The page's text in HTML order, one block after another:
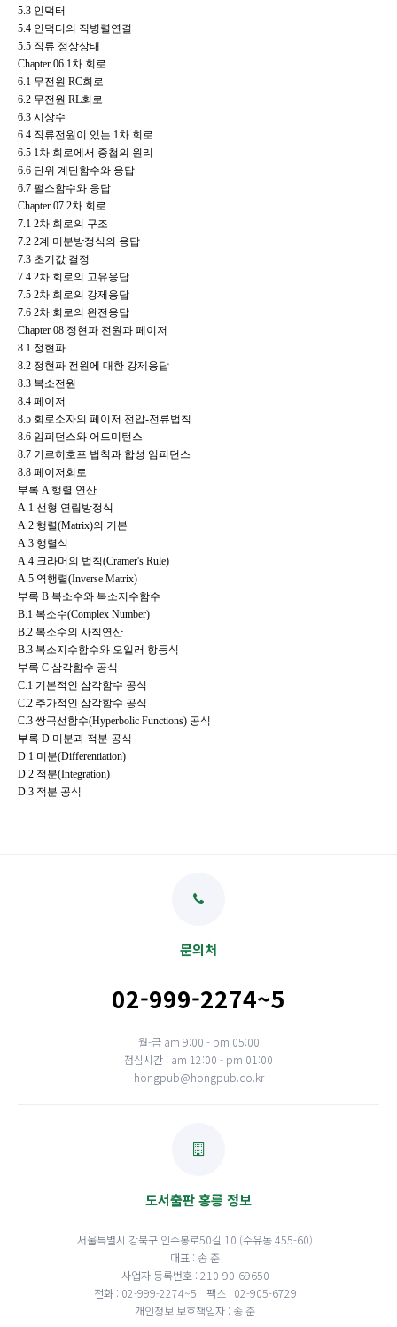
5.3 인덕터
5.4 인덕터의 직병렬연결
5.5 직류 정상상태
Chapter 06 1차 회로
6.1 무전원 RC회로
6.2 무전원 RL회로
6.3 시상수
6.4 직류전원이 있는 1차 회로
6.5 1차 회로에서 중첩의 원리
6.6 단위 계단함수와 응답
6.7 펄스함수와 응답
Chapter 07 2차 회로
7.1 2차 회로의 구조
7.2 2계 미분방정식의 응답
7.3 초기값 결정
7.4 2차 회로의 고유응답
7.5 2차 회로의 강제응답
7.6 2차 회로의 완전응답
Chapter 08 정현파 전원과 페이저
8.1 정현파
8.2 정현파 전원에 대한 강제응답
8.3 복소전원
8.4 페이저
8.5 회로소자의 페이저 전압-전류법칙
8.6 임피던스와 어드미턴스
8.7 키르히호프 법칙과 합성 임피던스
8.8 페이저회로
부록 A 행렬 연산
A.1 선형 연립방정식
A.2 행렬(Matrix)의 기본
A.3 행렬식
A.4 크라머의 법칙(Cramer's Rule)
A.5 역행렬(Inverse Matrix)
부록 B 복소수와 복소지수함수
B.1 복소수(Complex Number)
B.2 복소수의 사칙연산
B.3 복소지수함수와 오일러 항등식
부록 C 삼각함수 공식
C.1 기본적인 삼각함수 공식
C.2 추가적인 삼각함수 공식
C.3 쌍곡선함수(Hyperbolic Functions) 공식
부록 D 미분과 적분 공식
D.1 미분(Differentiation)
D.2 적분(Integration)
D.3 적분 공식
문의처
02-999-2274~5
월-금 am 9:00 - pm 05:00
점심시간 : am 12:00 - pm 01:00
hongpub@hongpub.co.kr
도서출판 홍릉 정보
서울특별시 강북구 인수봉로50길 10 (수유동 455-60)
대표 : 송 준
사업자 등록번호 : 210-90-69650
전화 : 02-999-2274~5
팩스 : 02-905-6729
개인정보 보호책임자 : 송 준